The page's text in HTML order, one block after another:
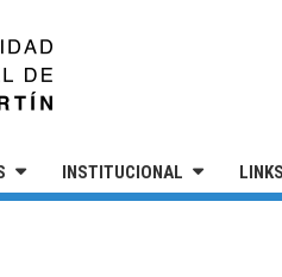
INSTITUCIONAL LINKS